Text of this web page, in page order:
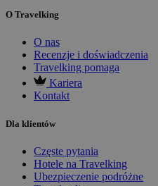
O Travelking
O nas
Recenzje i doświadczenia
Travelking pomaga
Kariera
Kontakt
Dla klientów
Częste pytania
Hotele na Travelking
Ubezpieczenie podróżne